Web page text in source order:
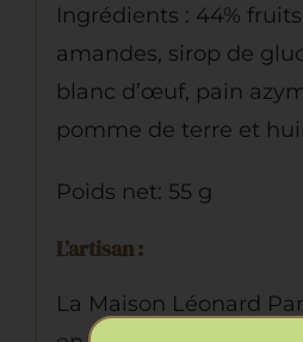
Ingrédients : 44%
amandes, sirop de
blanc d’œuf, pain
pomme de terre et
Poids net: 55 g
L’artisan :
La Maison Léonard